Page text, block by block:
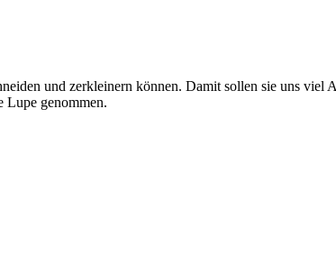
und zerkleinern können. Damit sollen sie uns
Lupe genommen.